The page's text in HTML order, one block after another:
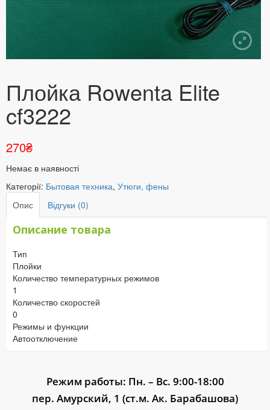
Плойка Rowenta Elite
cf3222
270₴
Немає в наявності
Категорії: Бытовая техника, Утюги, фены
Опис
Відгуки (0)
Описание товара
Тип
Плойки
Количество температурных режимов
1
Количество скоростей
0
Режимы и функции
Автоотключение
Режим работы: Пн. – Вс. 9:00-18:00
пер. Амурский, 1 (ст.м. Ак. Барабашова)